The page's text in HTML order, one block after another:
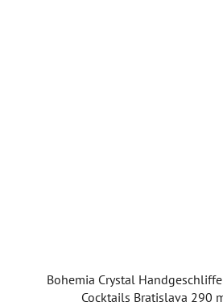
Bohemia Crystal
Cocktails Bratislava 290